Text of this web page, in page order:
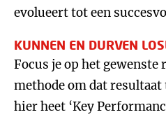
evolueert tot een
KUNNEN EN DURVEN
Focus je op het gewenste
methode om dat
hier heet ‘Key